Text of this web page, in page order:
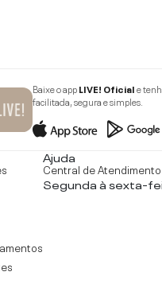
Baixe o appLIVE! Oficiale
facilitada, segura e simples.
Ajuda
Central de Atendimento
Segunda à sexta-